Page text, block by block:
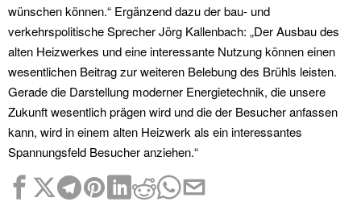
wünschen können.“ Ergänzend dazu der bau- und
verkehrspolitische Sprecher Jörg Kallenbach: „Der Ausbau des
alten Heizwerkes und eine interessante Nutzung können einen
wesentlichen Beitrag zur weiteren Belebung des Brühls leisten.
Gerade die Darstellung moderner Energietechnik, die unsere
Zukunft wesentlich prägen wird und die der Besucher anfassen
kann, wird in einem alten Heizwerk als ein interessantes
Spannungsfeld Besucher anziehen.“